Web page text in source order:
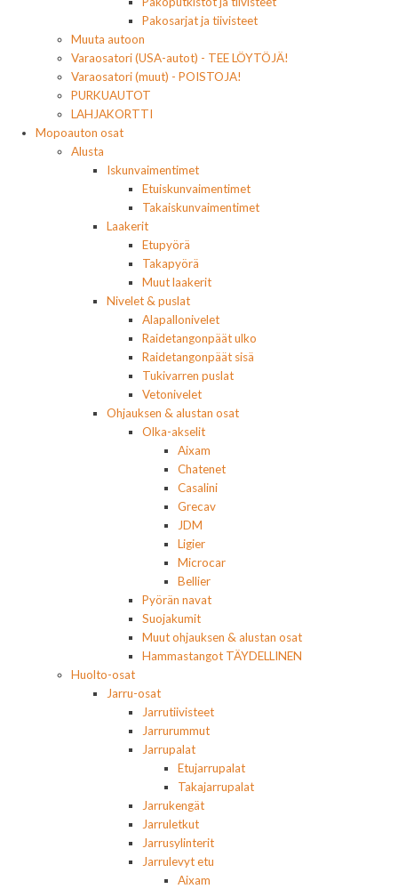
Pakosarjat ja tiivisteet
Muuta autoon
Varaosatori (USA-autot) - TEE LÖYTÖJÄ!
Varaosatori (muut) - POISTOJA!
PURKUAUTOT
LAHJAKORTTI
Mopoauton osat
Alusta
Iskunvaimentimet
Etuiskunvaimentimet
Takaiskunvaimentimet
Laakerit
Etupyörä
Takapyörä
Muut laakerit
Nivelet & puslat
Alapallonivelet
Raidetangonpäät ulko
Raidetangonpäät sisä
Tukivarren puslat
Vetonivelet
Ohjauksen & alustan osat
Olka-akselit
Aixam
Chatenet
Casalini
Grecav
JDM
Ligier
Microcar
Bellier
Pyörän navat
Suojakumit
Muut ohjauksen & alustan osat
Hammastangot TÄYDELLINEN
Huolto-osat
Jarru-osat
Jarrutiivisteet
Jarrurummut
Jarrupalat
Etujarrupalat
Takajarrupalat
Jarrukengät
Jarruletkut
Jarrusylinterit
Jarrulevyt etu
Aixam